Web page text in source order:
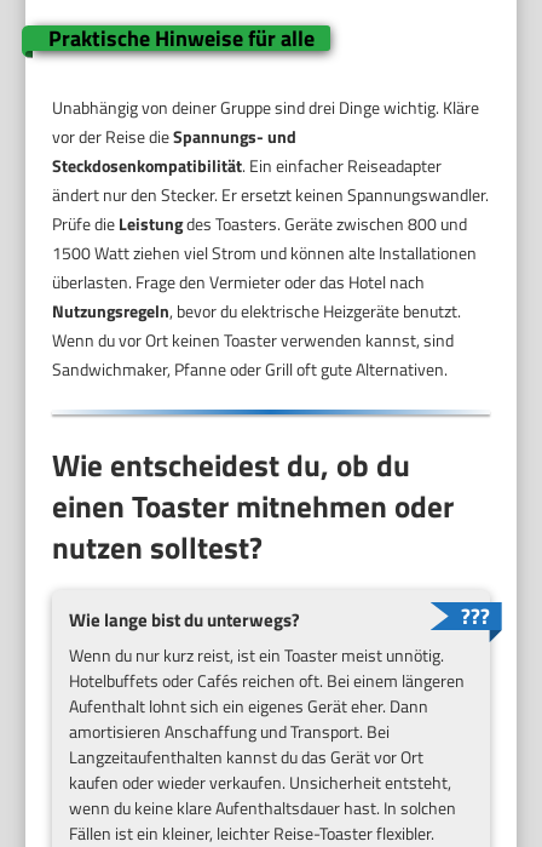
Praktische Hinweise für alle
Unabhängig von deiner Gruppe sind drei Dinge wichtig. Kläre
vor der Reise dieSpannungs- und
Steckdosenkompatibilität. Ein einfacher Reiseadapter
ändert nur den Stecker. Er ersetzt keinen Spannungswandler.
Prüfe dieLeistungdes Toasters. Geräte zwischen 800 und
1500 Watt ziehen viel Strom und können alte Installationen
überlasten. Frage den Vermieter oder das Hotel nach
Nutzungsregeln, bevor du elektrische Heizgeräte benutzt.
Wenn du vor Ort keinen Toaster verwenden kannst, sind
Sandwichmaker, Pfanne oder Grill oft gute Alternativen.
Wie entscheidest du, ob du
einen Toaster mitnehmen oder
nutzen solltest?
Wie lange bist du unterwegs?
Wenn du nur kurz reist, ist ein Toaster meist unnötig.
Hotelbuffets oder Cafés reichen oft. Bei einem längeren
Aufenthalt lohnt sich ein eigenes Gerät eher. Dann
amortisieren Anschaffung und Transport. Bei
Langzeitaufenthalten kannst du das Gerät vor Ort
kaufen oder wieder verkaufen. Unsicherheit entsteht,
wenn du keine klare Aufenthaltsdauer hast. In solchen
Fällen ist ein kleiner, leichter Reise-Toaster flexibler.